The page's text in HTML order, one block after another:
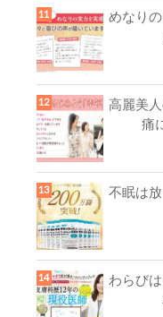
めなり
高麗美
痛
不眠は
わらび